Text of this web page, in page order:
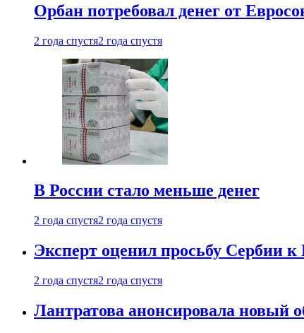
Орбан потребовал денег от
2 года спустя2 года спустя
В России стало меньше денег
2 года спустя2 года спустя
Эксперт оценил просьбу Сербии к
2 года спустя2 года спустя
Лантратова анонсировала новый